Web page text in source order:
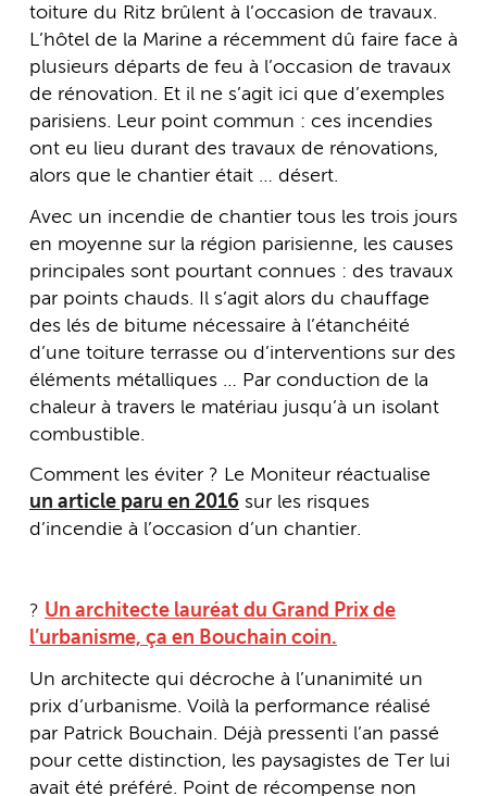
toiture du Ritz brûlent à l’occasion de travaux.
L’hôtel de la Marine a récemment dû faire face à
plusieurs départs de feu à l’occasion de travaux
de rénovation. Et il ne s’agit ici que d’exemples
parisiens. Leur point commun : ces incendies
ont eu lieu durant des travaux de rénovations,
alors que le chantier était … désert.
Avec un incendie de chantier tous les trois jours
en moyenne sur la région parisienne, les causes
principales sont pourtant connues : des travaux
par points chauds. Il s’agit alors du chauffage
des lés de bitume nécessaire à l’étanchéité
d’une toiture terrasse ou d’interventions sur des
éléments métalliques … Par conduction de la
chaleur à travers le matériau jusqu’à un isolant
combustible.
Comment les éviter ? Le Moniteur réactualise
un article paru en 2016 sur les risques
d’incendie à l’occasion d’un chantier.
? Un architecte lauréat du Grand Prix de
l’urbanisme, ça en Bouchain coin.
Un architecte qui décroche à l’unanimité un
prix d’urbanisme. Voilà la performance réalisé
par Patrick Bouchain. Déjà pressenti l’an passé
pour cette distinction, les paysagistes de Ter lui
avait été préféré. Point de récompense non